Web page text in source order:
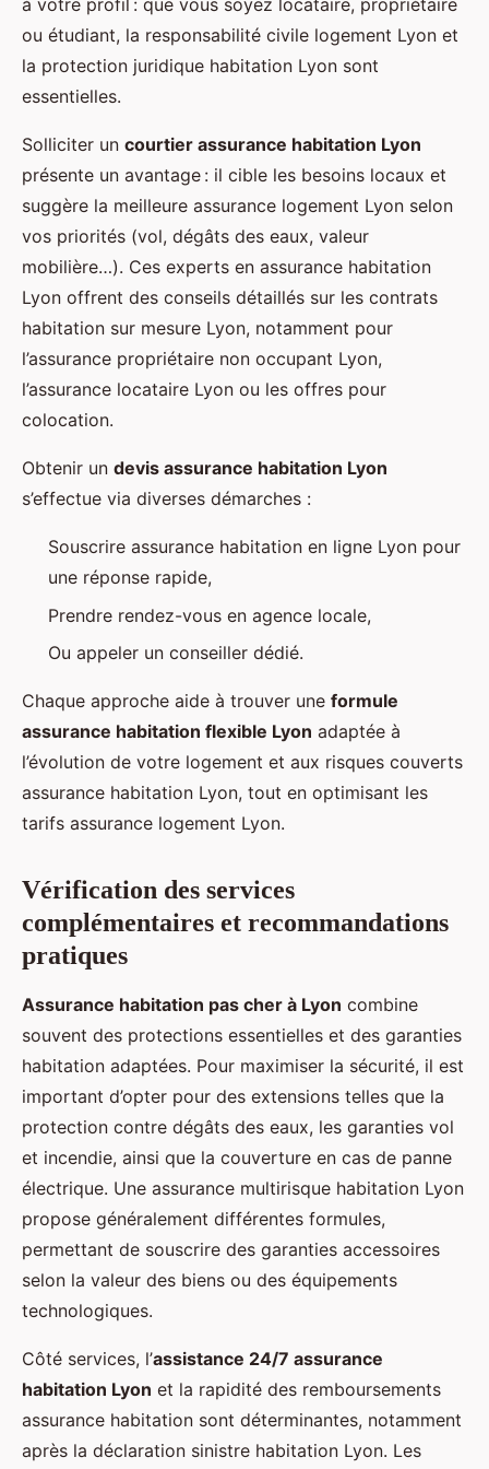
à votre profil : que vous soyez locataire, propriétaire
ou étudiant, la responsabilité civile logement Lyon et
la protection juridique habitation Lyon sont
essentielles.
Solliciter un courtier assurance habitation Lyon
présente un avantage : il cible les besoins locaux et
suggère la meilleure assurance logement Lyon selon
vos priorités (vol, dégâts des eaux, valeur
mobilière…). Ces experts en assurance habitation
Lyon offrent des conseils détaillés sur les contrats
habitation sur mesure Lyon, notamment pour
l’assurance propriétaire non occupant Lyon,
l’assurance locataire Lyon ou les offres pour
colocation.
Obtenir un devis assurance habitation Lyon
s’effectue via diverses démarches :
Souscrire assurance habitation en ligne Lyon pour
une réponse rapide,
Prendre rendez-vous en agence locale,
Ou appeler un conseiller dédié.
Chaque approche aide à trouver une formule
assurance habitation flexible Lyon adaptée à
l’évolution de votre logement et aux risques couverts
assurance habitation Lyon, tout en optimisant les
tarifs assurance logement Lyon.
Vérification des services
complémentaires et recommandations
pratiques
Assurance habitation pas cher à Lyon combine
souvent des protections essentielles et des garanties
habitation adaptées. Pour maximiser la sécurité, il est
important d’opter pour des extensions telles que la
protection contre dégâts des eaux, les garanties vol
et incendie, ainsi que la couverture en cas de panne
électrique. Une assurance multirisque habitation Lyon
propose généralement différentes formules,
permettant de souscrire des garanties accessoires
selon la valeur des biens ou des équipements
technologiques.
Côté services, l’assistance 24/7 assurance
habitation Lyon et la rapidité des remboursements
assurance habitation sont déterminantes, notamment
après la déclaration sinistre habitation Lyon. Les